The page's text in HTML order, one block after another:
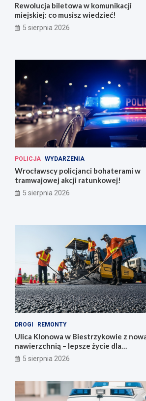
Rewolucja biletowa w komunikacji
miejskiej: co musisz wiedzieć!
5 sierpnia 2026
POLICJA WYDARZENIA
Wrocławscy policjanci bohaterami w
tramwajowej akcji ratunkowej!
5 sierpnia 2026
DROGI REMONTY
Ulica Klonowa w Biestrzykowie z
nawierzchnią – lepsze życie dla
mieszkańców!
5 sierpnia 2026